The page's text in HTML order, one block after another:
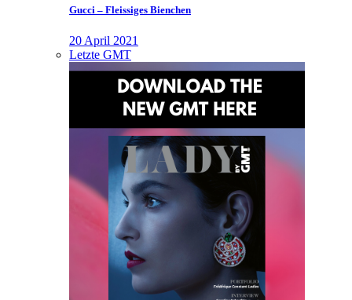
Gucci – Fleissiges Bienchen
20 April 2021
Letzte GMT